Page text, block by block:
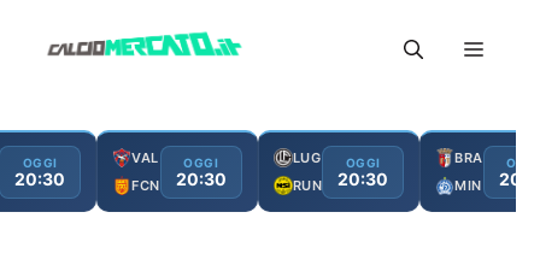
Menu
OGGI
20:30
VAL
FCN
OGGI
20:30
LUG
RUN
OGGI
20:30
BRA
MIN
OGGI